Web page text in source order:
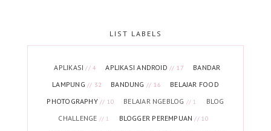
LIST LABELS
APLIKASI// 4 APLIKASI ANDROID // 17
BANDAR
LAMPUNG // 32 BANDUNG // 16
BELAJAR FOOD
PHOTOGRAPHY // 10 BELAJAR NGEBLOG // 1
BLOG
CHALLENGE // 1 BLOGGER PEREMPUAN// 10